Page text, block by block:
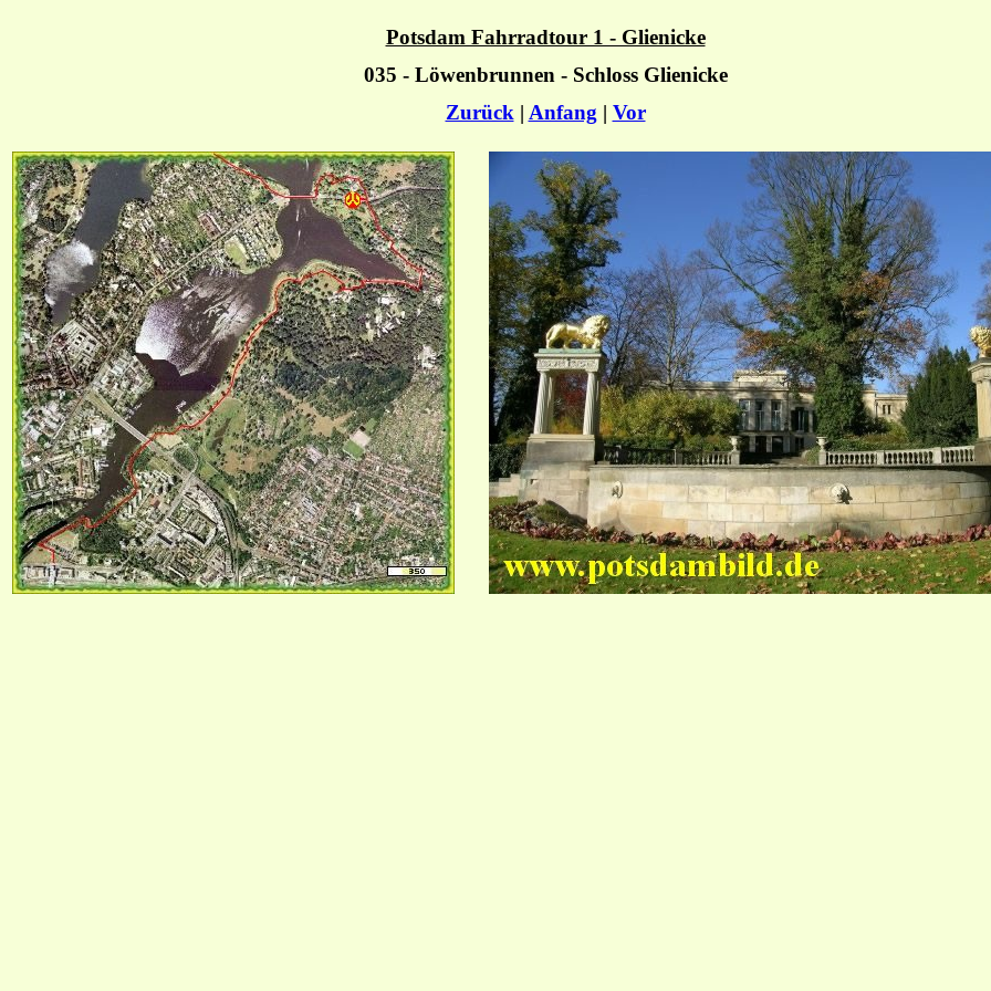
Potsdam Fahrradtour 1 - Glienicke
035 - Löwenbrunnen - Schloss Glienicke
Zurück | Anfang | Vor